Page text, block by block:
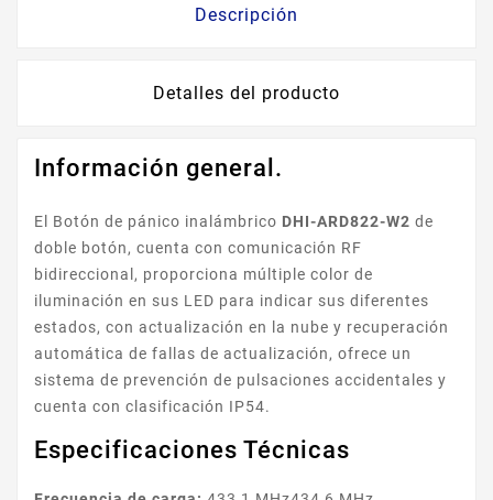
Descripción
Detalles del producto
Información general.
El Botón de pánico inalámbrico DHI-ARD822-W2 de
doble botón, cuenta con comunicación RF
bidireccional, proporciona múltiple color de
iluminación en sus LED para indicar sus diferentes
estados, con actualización en la nube y recuperación
automática de fallas de actualización, ofrece un
sistema de prevención de pulsaciones accidentales y
cuenta con clasificación IP54.
Especificaciones Técnicas